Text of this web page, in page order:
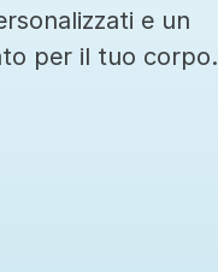
e un
per il tuo corpo.